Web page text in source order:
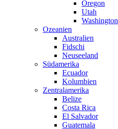
Oregon
Utah
Washington
Ozeanien
Australien
Fidschi
Neuseeland
Südamerika
Ecuador
Kolumbien
Zentralamerika
Belize
Costa Rica
El Salvador
Guatemala